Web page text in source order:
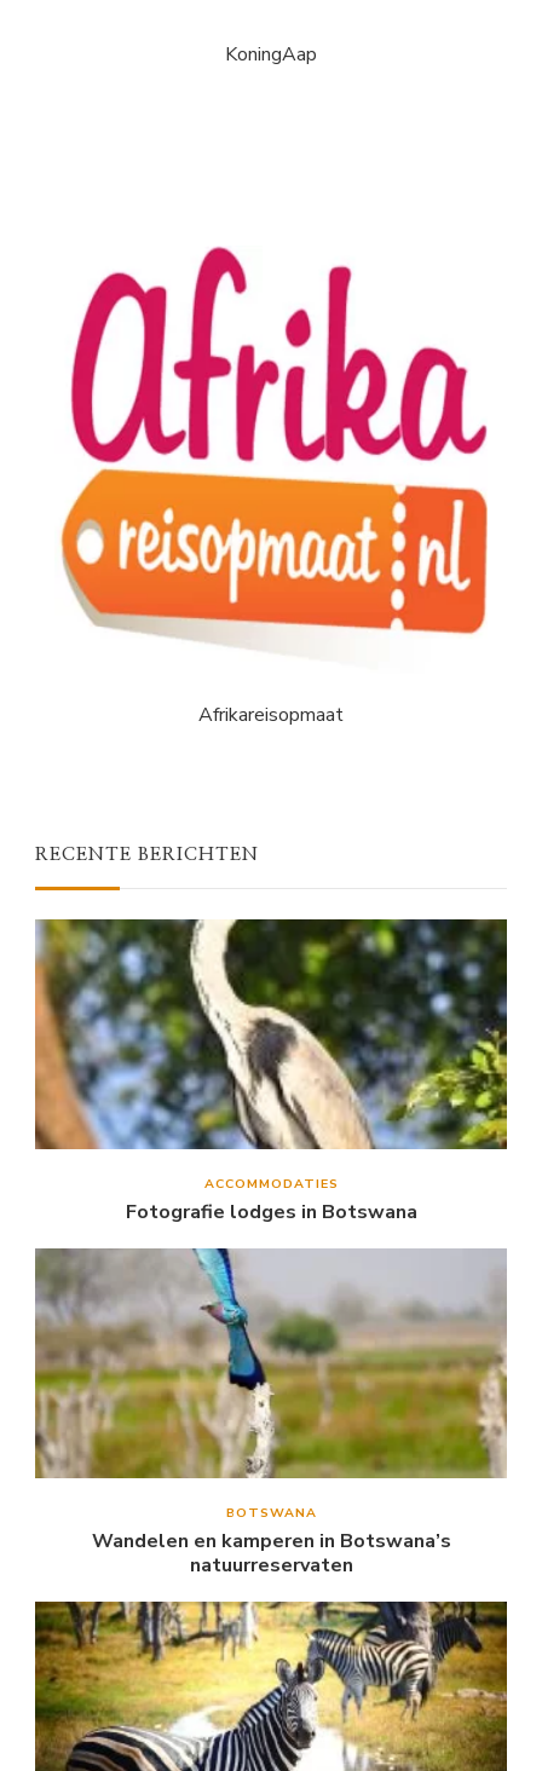
KoningAap
Afrikareisopmaat
RECENTE BERICHTEN
ACCOMMODATIES
Fotografie lodges in Botswana
BOTSWANA
Wandelen en kamperen in Botswana’s
natuurreservaten